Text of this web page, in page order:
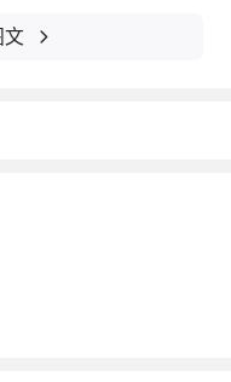
周三）下午2：3
礼品和骨质疏松